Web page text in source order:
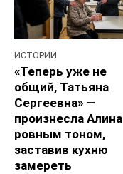
ИСТОРИИ
«Теперь уже не
общий, Татьяна
Сергеевна» —
произнесла Алина
ровным тоном,
заставив кухню
замереть